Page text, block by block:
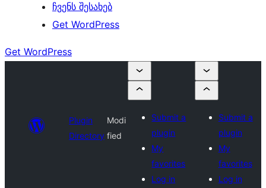
ჩვენს შესახებ
Get WordPress
Get WordPress
Plugin
Directory
Modi
fied
Submit a
plugin
My
favorites
Log in
Submit a
plugin
My
favorites
Log in